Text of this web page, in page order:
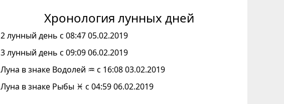
Хронология лунных дней
2 лунный день с 08:47 05.02.2019
3 лунный день с 09:09 06.02.2019
Луна в знаке Водолей ♒ с 16:08 03.02.2019
Луна в знаке Рыбы ♓ с 04:59 06.02.2019